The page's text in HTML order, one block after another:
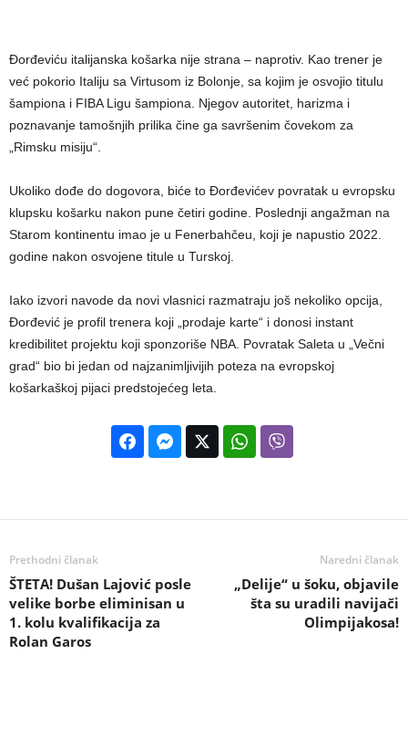
Đorđeviću italijanska košarka nije strana – naprotiv. Kao trener je
već pokorio Italiju sa Virtusom iz Bolonje, sa kojim je osvojio titulu
šampiona i FIBA Ligu šampiona. Njegov autoritet, harizma i
poznavanje tamošnjih prilika čine ga savršenim čovekom za
„Rimsku misiju“.
Ukoliko dođe do dogovora, biće to Đorđevićev povratak u evropsku
klupsku košarku nakon pune četiri godine. Poslednji angažman na
Starom kontinentu imao je u Fenerbahčeu, koji je napustio 2022.
godine nakon osvojene titule u Turskoj.
Iako izvori navode da novi vlasnici razmatraju još nekoliko opcija,
Đorđević je profil trenera koji „prodaje karte“ i donosi instant
kredibilitet projektu koji sponzoriše NBA. Povratak Saleta u „Večni
grad“ bio bi jedan od najzanimljivijih poteza na evropskoj
košarkaškoj pijaci predstojećeg leta.
Prethodni članak
ŠTETA! Dušan Lajović posle
velike borbe eliminisan u
1. kolu kvalifikacija za
Rolan Garos
Naredni članak
„Delije“ u šoku, objavile
šta su uradili navijači
Olimpijakosa!